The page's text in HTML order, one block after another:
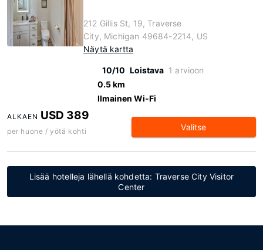
212 Gillis St, 19, Traverse
City, Michigan 49684-2214, US
Näytä kartta
10/10 Loistava 1 arvioon
0.5 km
Ilmainen Wi-Fi
ALKAEN USD 389
per huone / yötä kohti Valitse
Lisää hotelleja lähellä kohdetta: Traverse City Visitor
Center